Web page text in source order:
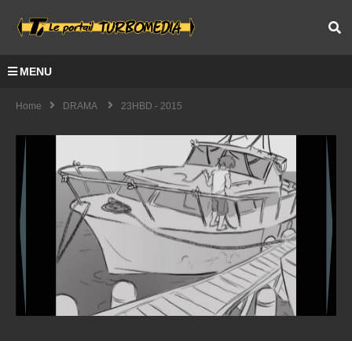
MENU
Home DRAMA 23HBD - 2015